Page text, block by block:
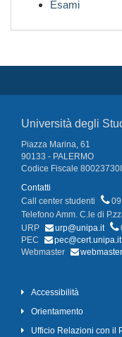
Esami
Università degli
Piazza Marina, 61
90133 - PALERMO
Codice Fiscale
Contatti
Call center studenti
Telefono Amm. C.le di
URP
urp@unipa.it
PEC
pec@cert.unipa.it
Webmaster
Accessibilità
Orientamento
Ufficio Relazioni con il